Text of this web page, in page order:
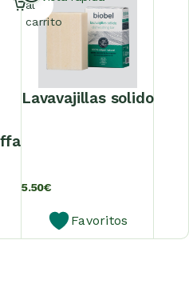
lavavajillas solido
5.50€
Favoritos
al
carrito